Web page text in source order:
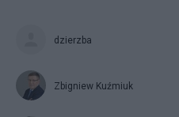
dzierzba
Zbigniew Kuźmiuk